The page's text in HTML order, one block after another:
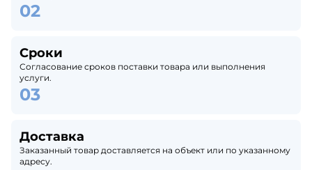
Сроки
Согласование сроков поставки товара или выполнения
услуги.
Доставка
Заказанный товар доставляется на объект или по указанному
адресу.